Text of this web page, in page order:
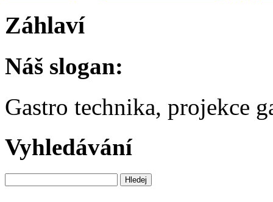
Záhlaví
Náš slogan:
Gastro technika, projekce
Vyhledávání